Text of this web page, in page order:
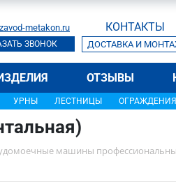
metakon.ru
ЗВОНОК
КОНТАКТЫ
ДОСТАВКА И
ОТЗЫВЫ
УРНЫ ЛЕСТНИЦЫ ОГРАЖДЕНИЯ
машины